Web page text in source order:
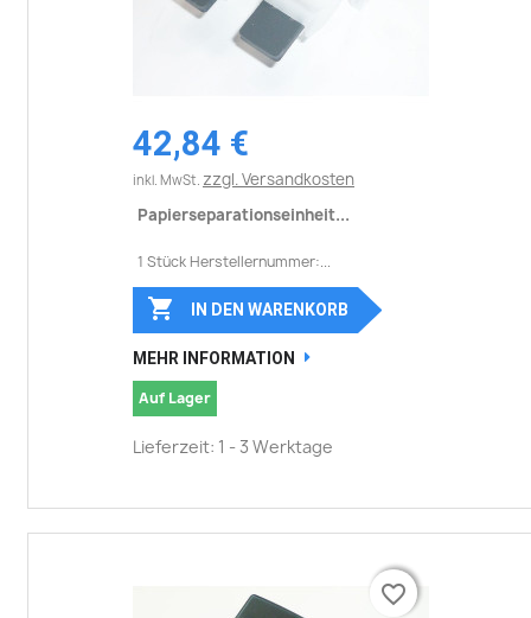
42,84 €
inkl. MwSt. zzgl. Versandkosten
Papierseparationseinheit...
1 Stück Herstellernummer:...
 IN DEN WARENKORB
MEHR INFORMATION
Auf Lager
Lieferzeit: 1 - 3 Werktage
favorite_border
favorite_border